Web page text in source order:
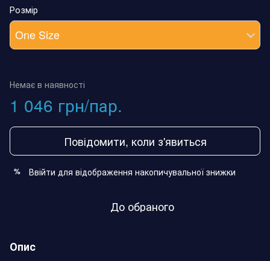
Розмір
One Size
Немає в наявності
1 046 грн/пар.
Повідомити, коли з'явиться
% Ввійти для відображення накопичувальної знижки
До обраного
Опис